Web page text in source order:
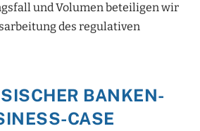
und Volumen beteiligen wir
des regulativen
BANKEN-
CASE